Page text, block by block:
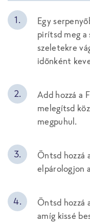
Egy
pirítsd meg
szeletekre
időnként
Add hozzá a
melegítsd
megpuhul.
Öntsd hozzá
elpárologjon
Öntsd hozzá
amíg kissé